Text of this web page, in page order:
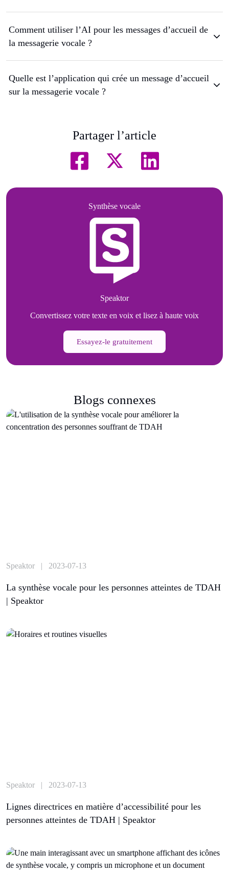
Comment utiliser l’AI pour les messages d’accueil de
la messagerie vocale ?
Quelle est l’application qui crée un message d’accueil
sur la messagerie vocale ?
Partager l’article
Synthèse vocale
Speaktor
Convertissez votre texte en voix et lisez à haute voix
Essayez-le gratuitement
Blogs connexes
Speaktor | 2023-07-13
La synthèse vocale pour les personnes atteintes de TDAH
| Speaktor
Speaktor | 2023-07-13
Lignes directrices en matière d’accessibilité pour les
personnes atteintes de TDAH | Speaktor